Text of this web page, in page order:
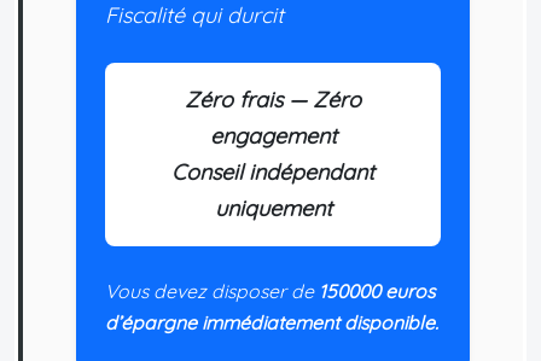
Fiscalité qui durcit
Zéro frais — Zéro
engagement
Conseil indépendant
uniquement
Vous devez disposer de 150000 euros
d’épargne immédiatement disponible.